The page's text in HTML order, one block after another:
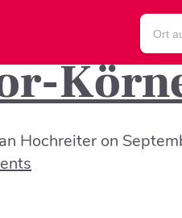
Ort
Hochreiter on